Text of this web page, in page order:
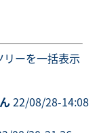
ーを一括表示
22/08/28-14:08